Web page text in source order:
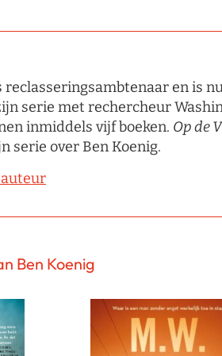
reclasseringsambtenaar en is
serie met rechercheur
inmiddels vijf boeken. Op de
serie over Ben Koenig.
auteur
Ben Koenig